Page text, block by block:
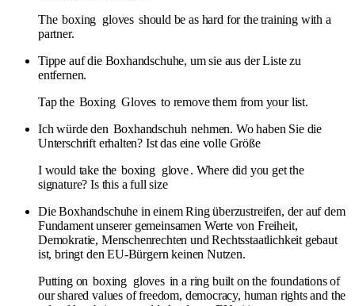
The boxing gloves should be as hard for the training with a
partner.
Tippe auf die Boxhandschuhe, um sie aus der Liste zu
entfernen.
Tap the Boxing Gloves to remove them from your list.
Ich würde den Boxhandschuh nehmen. Wo haben Sie die
Unterschrift erhalten? Ist das eine volle Größe
I would take the boxing glove. Where did you get the
signature? Is this a full size
Die Boxhandschuhe in einem Ring überzustreifen, der auf dem
Fundament unserer gemeinsamen Werte von Freiheit,
Demokratie, Menschenrechten und Rechtsstaatlichkeit gebaut
ist, bringt den EU-Bürgern keinen Nutzen.
Putting on boxing gloves in a ring built on the foundations of
our shared values of freedom, democracy, human rights and the